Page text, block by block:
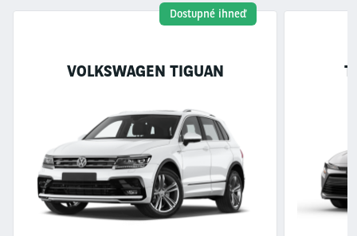
Dostupné ihneď
VOLKSWAGEN TIGUAN